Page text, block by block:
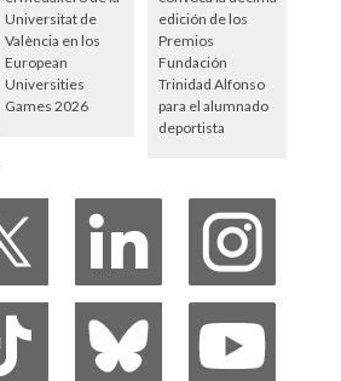
Universitat de
València en los
European
Universities
Games 2026
edición de los
Premios
Fundación
Trinidad Alfonso
para el alumnado
deportista